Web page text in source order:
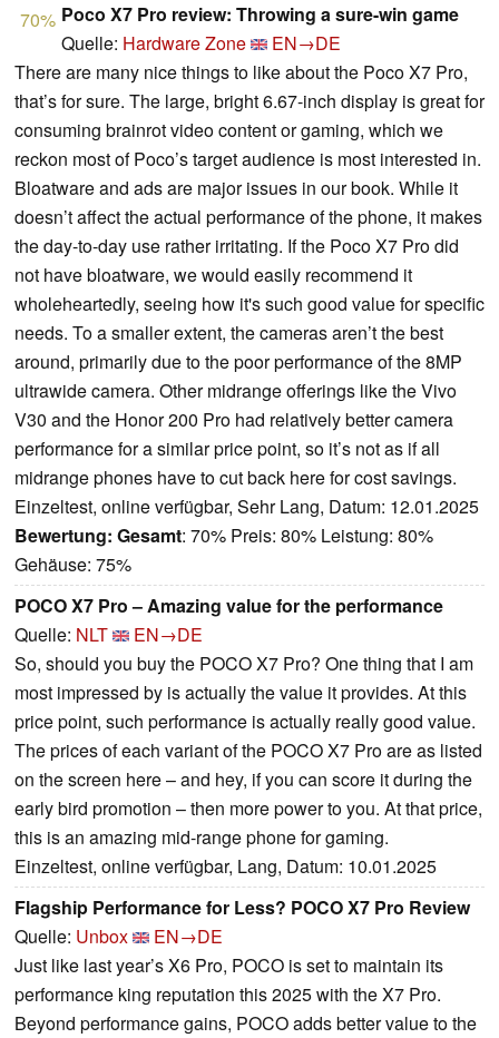
70% Poco X7 Pro review: Throwing a sure-win game
Quelle: Hardware Zone
EN→DE
There are many nice things to like about the Poco X7 Pro,
that’s for sure. The large, bright 6.67-inch display is great for
consuming brainrot video content or gaming, which we
reckon most of Poco’s target audience is most interested in.
Bloatware and ads are major issues in our book. While it
doesn’t affect the actual performance of the phone, it makes
the day-to-day use rather irritating. If the Poco X7 Pro did
not have bloatware, we would easily recommend it
wholeheartedly, seeing how it's such good value for specific
needs. To a smaller extent, the cameras aren’t the best
around, primarily due to the poor performance of the 8MP
ultrawide camera. Other midrange offerings like the Vivo
V30 and the Honor 200 Pro had relatively better camera
performance for a similar price point, so it’s not as if all
midrange phones have to cut back here for cost savings.
Einzeltest, online verfügbar, Sehr Lang, Datum: 12.01.2025
Bewertung: Gesamt: 70% Preis: 80% Leistung: 80%
Gehäuse: 75%
POCO X7 Pro – Amazing value for the performance
Quelle: NLT
EN→DE
So, should you buy the POCO X7 Pro? One thing that I am
most impressed by is actually the value it provides. At this
price point, such performance is actually really good value.
The prices of each variant of the POCO X7 Pro are as listed
on the screen here – and hey, if you can score it during the
early bird promotion – then more power to you. At that price,
this is an amazing mid-range phone for gaming.
Einzeltest, online verfügbar, Lang, Datum: 10.01.2025
Flagship Performance for Less? POCO X7 Pro Review
Quelle: Unbox
EN→DE
Just like last year’s X6 Pro, POCO is set to maintain its
performance king reputation this 2025 with the X7 Pro.
Beyond performance gains, POCO adds better value to the